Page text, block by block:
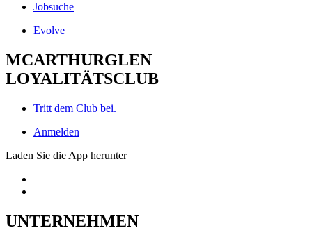
Jobsuche
Evolve
MCARTHURGLEN
LOYALITÄTSCLUB
Tritt dem Club bei.
Anmelden
Laden Sie die App herunter
UNTERNEHMEN